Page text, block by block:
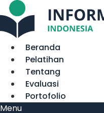
Lewati
ke
konten
Beranda
Pelatihan
Tentang
Evaluasi
Portofolio
Menu